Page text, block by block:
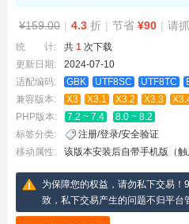
¥159.00 | 4.3 折 | 节省 ¥90 | 请
统 计: 共 1 次下载
更新日期:
2024-07-10
适配编码:
GBK UTF8SC UTF8TC
兼容版本:
X3 X3.1 X3.2 X3.3
PHP版本:
7.2 ~ 7.4
8.0 ~ 8.2
标签分类:
注册/登录/安全验证
移动属性:
该版本安装后自带手机版（触
为保障您的权益，请勿私下交易
致，私下交易产生的问题不归平台